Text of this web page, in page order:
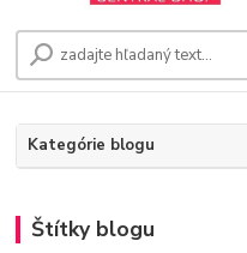
Kategórie blogu
Štítky blogu